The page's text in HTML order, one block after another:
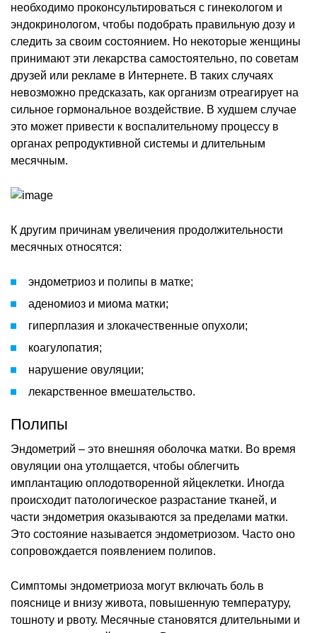
необходимо проконсультироваться с гинекологом и
эндокринологом, чтобы подобрать правильную дозу и
следить за своим состоянием. Но некоторые женщины
принимают эти лекарства самостоятельно, по советам
друзей или рекламе в Интернете. В таких случаях
невозможно предсказать, как организм отреагирует на
сильное гормональное воздействие. В худшем случае
это может привести к воспалительному процессу в
органах репродуктивной системы и длительным
месячным.
К другим причинам увеличения продолжительности
месячных относятся:
эндометриоз и полипы в матке;
аденомиоз и миома матки;
гиперплазия и злокачественные опухоли;
коагулопатия;
нарушение овуляции;
лекарственное вмешательство.
Полипы
Эндометрий – это внешняя оболочка матки. Во время
овуляции она утолщается, чтобы облегчить
имплантацию оплодотворенной яйцеклетки. Иногда
происходит патологическое разрастание тканей, и
части эндометрия оказываются за пределами матки.
Это состояние называется эндометриозом. Часто оно
сопровождается появлением полипов.
Симптомы эндометриоза могут включать боль в
пояснице и внизу живота, повышенную температуру,
тошноту и рвоту. Месячные становятся длительными и